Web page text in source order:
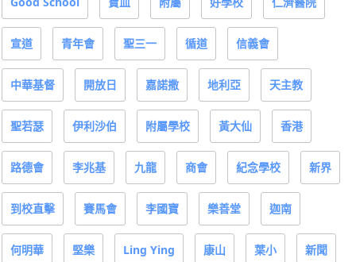
宣道 青年會 聖三一 循道 信義會
中華基督 開放日 嘉諾撒 地利亞 天主教
聖若瑟 伊利沙伯 附屬學校 黃大仙 香港
路德會 李兆基 九龍 商會 紀念學校 新界
到校直擊 賽馬會 李國寶 樂善堂 迦南
何明華 堅樂 Ling Ying 康山 葉小 新聞